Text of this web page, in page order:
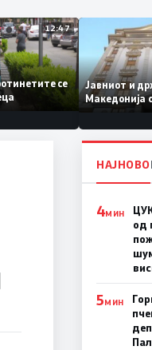
12:47
тротинетите се
деца
Јавниот
НАЈНОВО
4МИН
од
5МИН